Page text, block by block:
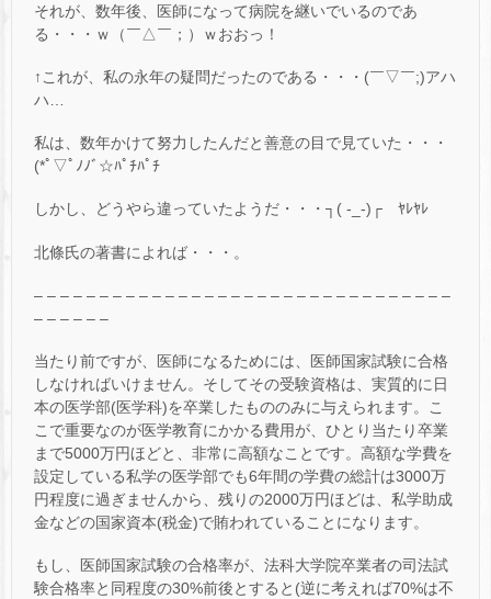
それが、数年後、医師になって病院を継いでいるのであ
る・・・ｗ（￣△￣；）ｗおおっ！
↑これが、私の永年の疑問だったのである・・・(￣▽￣;)アハ
ハ…
私は、数年かけて努力したんだと善意の目で見ていた・・・
(*ﾟ▽ﾟﾉﾉﾞ☆ﾊﾟﾁﾊﾟﾁ
しかし、どうやら違っていたようだ・・・┐( -_-)┌ ﾔﾚﾔﾚ
北條氏の著書によれば・・・。
– – – – – – – – – – – – – – – – – – – – – – – – – – – – – – – –
– – – – – –
当たり前ですが、医師になるためには、医師国家試験に合格
しなければいけません。そしてその受験資格は、実質的に日
本の医学部(医学科)を卒業したもののみに与えられます。こ
こで重要なのが医学教育にかかる費用が、ひとり当たり卒業
まで5000万円ほどと、非常に高額なことです。高額な学費を
設定している私学の医学部でも6年間の学費の総計は3000万
円程度に過ぎませんから、残りの2000万円ほどは、私学助成
金などの国家資本(税金)で賄われていることになります。
もし、医師国家試験の合格率が、法科大学院卒業者の司法試
験合格率と同程度の30%前後とすると(逆に考えれば70%は不